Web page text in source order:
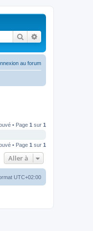
Rechercher
au forum
• Page 1 sur 1
• Page 1 sur 1
Aller à
UTC+02:00